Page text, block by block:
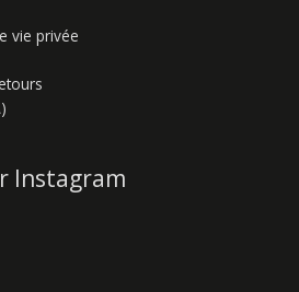
vie privée
Instagram